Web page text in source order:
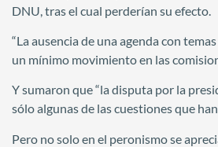
DNU, tras el cual perderían su efecto.
“La ausencia de una agenda con
un mínimo movimiento en las
Y sumaron que “la disputa por la
sólo algunas de las cuestiones que
Pero no solo en el peronismo se